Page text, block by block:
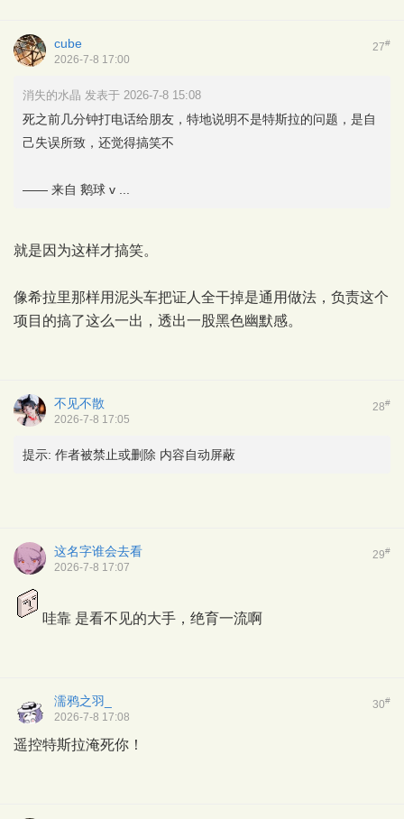
27#
cube
2026-7-8 17:00
消失的水晶 发表于 2026-7-8 15:08
死之前几分钟打电话给朋友，特地说明不是特斯拉的问题，是自
己失误所致，还觉得搞笑不
—— 来自 鹅球 v ...
就是因为这样才搞笑。
像希拉里那样用泥头车把证人全干掉是通用做法，负责这个
项目的搞了这么一出，透出一股黑色幽默感。
28#
不见不散
2026-7-8 17:05
提示: 作者被禁止或删除 内容自动屏蔽
29#
这名字谁会去看
2026-7-8 17:07
哇靠 是看不见的大手，绝育一流啊
30#
濡鸦之羽_
2026-7-8 17:08
遥控特斯拉淹死你！